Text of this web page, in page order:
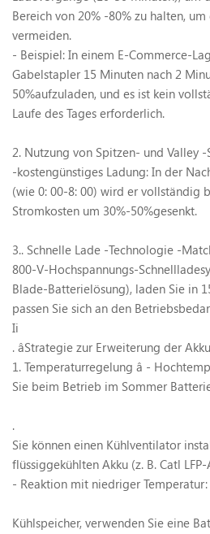
Bereich von 20% -80% zu halten,
vermeiden.
- Beispiel: In einem E-Commerce-
Gabelstapler 15 Minuten nach 2
50%aufzuladen, und es ist kein
Laufe des Tages erforderlich.
2. Nutzung von Spitzen- und Valley
-kostengünstiges Ladung: In der
(wie 0: 00-8: 00) wird er vollständig
Stromkosten um 30%-50%gesenkt.
3.. Schnelle Lade -Technologie -
800-V-Hochspannungs-
Blade-Batterielösung), laden Sie in
passen Sie sich an den
Ii
. âStrategie zur Erweiterung der
1. Temperaturregelung â -
Sie beim Betrieb im Sommer
.
Sie können einen Kühlventilator
flüssiggekühlten Akku (z. B. Catl
- Reaktion mit niedriger
Kühlspeicher, verwenden Sie eine